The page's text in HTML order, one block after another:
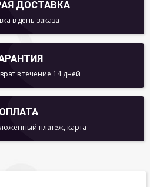
ДОСТАВКА
в день заказа
в течение 14 дней
ОПЛАТА
платеж, карта